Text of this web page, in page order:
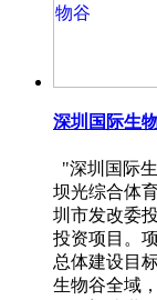
深圳国际生
"深圳国际
坝光综合体
圳市发改委
投资项目。
总体建设目
生物谷全域